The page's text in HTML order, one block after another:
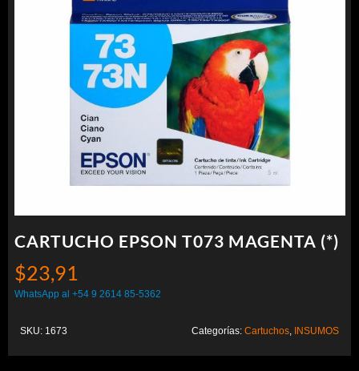
CARTUCHO EPSON T073 MAGENTA (*)
$23,91
WhatsApp al +54 9 2614 85-5362
SKU: 1673 Categorías: Cartuchos INSUMOS